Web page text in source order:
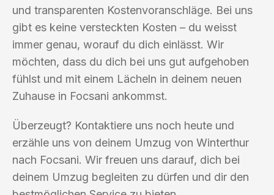
und transparenten Kostenvoranschläge. Bei uns
gibt es keine versteckten Kosten – du weisst
immer genau, worauf du dich einlässt. Wir
möchten, dass du dich bei uns gut aufgehoben
fühlst und mit einem Lächeln in deinem neuen
Zuhause in Focsani ankommst.
Überzeugt? Kontaktiere uns noch heute und
erzähle uns von deinem Umzug von Winterthur
nach Focsani. Wir freuen uns darauf, dich bei
deinem Umzug begleiten zu dürfen und dir den